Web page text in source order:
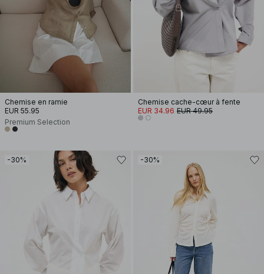
Chemise en ramie
EUR 55.95
Premium Selection
Chemise cache-cœur à fente
EUR 34.96 EUR 49.95
-30% -30%